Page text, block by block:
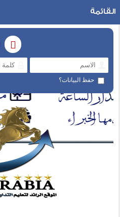
حفظ البيانات؟
القائمة